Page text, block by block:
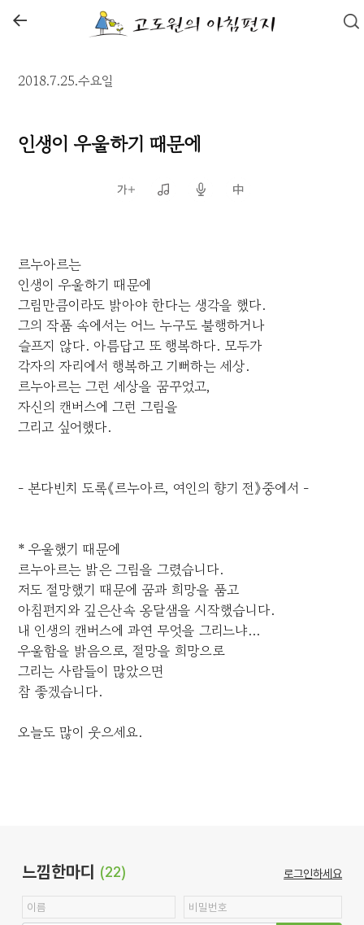
←
2018.7.25.수요일
인생이 우울하기 때문에
르누아르는
인생이 우울하기 때문에
그림만큼이라도 밝아야 한다는 생각을 했다.
그의 작품 속에서는 어느 누구도 불행하거나
슬프지 않다. 아름답고 또 행복하다. 모두가
각자의 자리에서 행복하고 기뻐하는 세상.
르누아르는 그런 세상을 꿈꾸었고,
자신의 캔버스에 그런 그림을
그리고 싶어했다.
- 본다빈치 도록《르누아르, 여인의 향기 전》중에서 -
* 우울했기 때문에
르누아르는 밝은 그림을 그렸습니다.
저도 절망했기 때문에 꿈과 희망을 품고
아침편지와 깊은산속 옹달샘을 시작했습니다.
내 인생의 캔버스에 과연 무엇을 그리느냐...
우울함을 밝음으로, 절망을 희망으로
그리는 사람들이 많았으면
참 좋겠습니다.
오늘도 많이 웃으세요.
느낌한마디 (22) 로그인하세요